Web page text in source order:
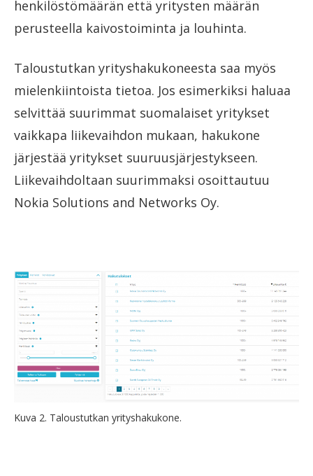
henkilöstömäärän että yritysten määrän
perusteella kaivostoiminta ja louhinta.
Taloustutkan yrityshakukoneesta saa myös
mielenkiintoista tietoa. Jos esimerkiksi haluaa
selvittää suurimmat suomalaiset yritykset
vaikkapa liikevaihdon mukaan, hakukone
järjestää yritykset suuruusjärjestykseen.
Liikevaihdoltaan suurimmaksi osoittautuu
Nokia Solutions and Networks Oy.
Kuva 2. Taloustutkan yrityshakukone.